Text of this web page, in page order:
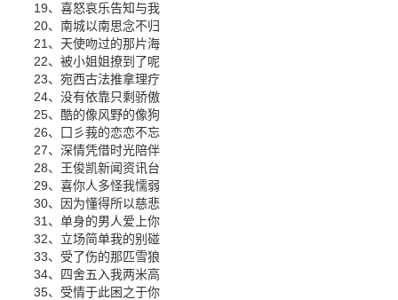
19、喜怒哀乐告知与我
20、南城以南思念不归
21、天使吻过的那片海
22、被小姐姐撩到了呢
23、宛西古法推拿理疗
24、没有依靠只剩骄傲
25、酷的像风野的像狗
26、囗彡莪的恋恋不忘
27、深情凭借时光陪伴
28、王俊凯新闻资讯台
29、喜你人多怪我懦弱
30、因为懂得所以慈悲
31、单身的男人爱上你
32、立场简单我的别碰
33、受了伤的那匹雪狼
34、四舍五入我两米高
35、受情于此困之于你